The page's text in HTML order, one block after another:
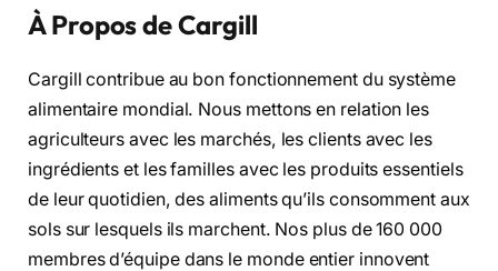
À Propos de Cargill
Cargill contribue au bon fonctionnement du système
alimentaire mondial. Nous mettons en relation les
agriculteurs avec les marchés, les clients avec les
ingrédients et les familles avec les produits essentiels
de leur quotidien, des aliments qu’ils consomment aux
sols sur lesquels ils marchent. Nos plus de 160 000
membres d’équipe dans le monde entier innovent